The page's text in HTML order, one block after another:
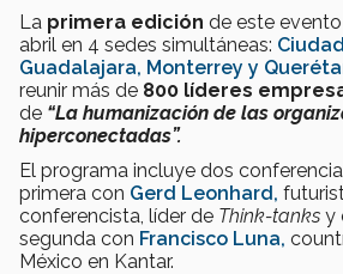
La primera edición de este
abril en 4 sedes simultáneas:
Guadalajara, Monterrey y
reunir más de 800 líderes
de “La humanización de las
hiperconectadas”.
El programa incluye dos
primera con Gerd Leonhard,
conferencista, líder de Think-tanks y
segunda con Francisco Luna,
México en Kantar.